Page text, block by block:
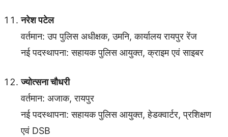
नरेश पटेल
वर्तमान: उप पुलिस अधीक्षक, उमनि, कार्यालय रायपुर रेंज
नई पदस्थापना: सहायक पुलिस आयुक्त, क्राइम एवं साइबर
ज्योत्सना चौधरी
वर्तमान: अजाक, रायपुर
नई पदस्थापना: सहायक पुलिस आयुक्त, हेडक्वार्टर, प्रशिक्षण
एवं DSB